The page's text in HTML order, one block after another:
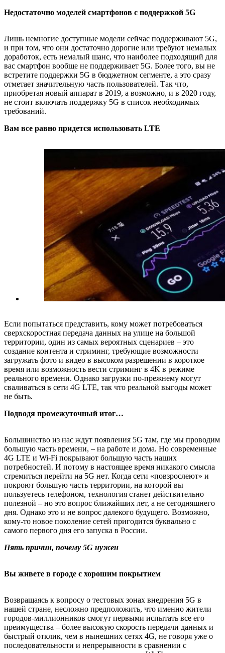
Недостаточно моделей смартфонов с поддержкой 5G
Лишь немногие доступные модели сейчас поддерживают 5G,
и при том, что они достаточно дорогие или требуют немалых
доработок, есть немалый шанс, что наиболее подходящий для
вас смартфон вообще не поддерживает 5G. Более того, вы не
встретите поддержки 5G в бюджетном сегменте, а это сразу
отметает значительную часть пользователей. Так что,
приобретая новый аппарат в 2019, а возможно, и в 2020 году,
не стоит включать поддержку 5G в список необходимых
требований.
Вам все равно придется использовать LTE
Если попытаться представить, кому может потребоваться
сверхскоростная передача данных на улице на большой
территории, один из самых вероятных сценариев – это
создание контента и стриминг, требующие возможности
загружать фото и видео в высоком разрешении в короткое
время или возможность вести стриминг в 4K в режиме
реального времени. Однако загрузки по-прежнему могут
сваливаться в сети 4G LTE, так что реальной выгоды может
не быть.
Подводя промежуточный итог…
Большинство из нас ждут появления 5G там, где мы проводим
большую часть времени, – на работе и дома. Но современные
4G LTE и Wi-Fi покрывают большую часть наших
потребностей. И потому в настоящее время никакого смысла
стремиться перейти на 5G нет. Когда сети «повзрослеют» и
покроют большую часть территории, на которой вы
пользуетесь телефоном, технология станет действительно
полезной – но это вопрос ближайших лет, а не сегодняшнего
дня. Однако это и не вопрос далекого будущего. Возможно,
кому-то новое поколение сетей пригодится буквально с
самого первого дня его запуска в России.
Пять причин, почему 5G нужен
Вы живете в городе с хорошим покрытием
Возвращаясь к вопросу о тестовых зонах внедрения 5G в
нашей стране, несложно предположить, что именно жители
городов-миллионников смогут первыми испытать все его
преимущества – более высокую скорость передачи данных и
быстрый отклик, чем в нынешних сетях 4G, не говоря уже о
последовательности и непрерывности в сравнении с